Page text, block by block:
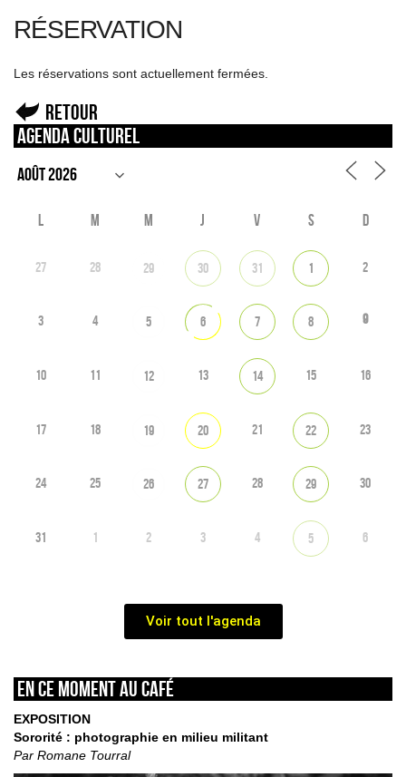
RÉSERVATION
Les réservations sont actuellement fermées.
Retour
Agenda culturel
L M M J V S D
27 28 29 30 31 1 2
3 4 5 6 7 8 9
10 11 12 13 14 15 16
17 18 19 20 21 22 23
24 25 26 27 28 29 30
31 1 2 3 4 5 6
Voir tout l'agenda
En ce moment au café
EXPOSITION
Sororité : photographie en milieu militant
Par Romane Tourral